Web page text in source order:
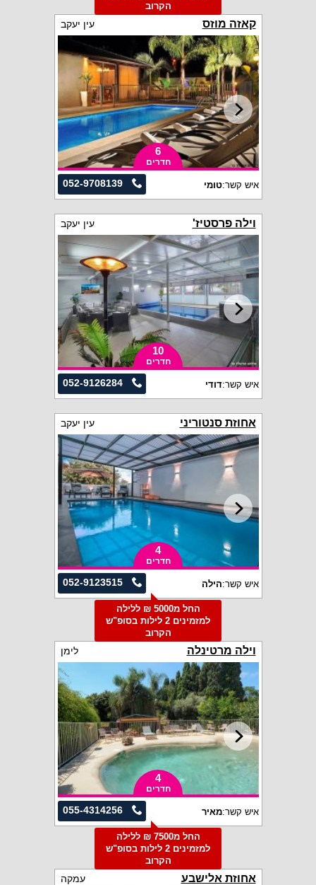
הקרוב
קאזה מוזס עין יעקב
6
חדרים
052-9708139 איש קשר:טומי
וילה פרסטיז' עין יעקב
10
חדרים
052-9126284 איש קשר:דודי
אחוזת סנטוריני עין יעקב
4
חדרים
052-9123515 איש קשר:הילה
החל מ5000 ₪ ללילה
למזמינים 2 לילות בסופ"ש
הקרוב
וילה מרטינלה לימן
4
חדרים
055-4314256 איש קשר:מאיר
החל מ7500 ₪ ללילה
למזמינים 2 לילות בסופ"ש
הקרוב
אחוזת אלישבע עמקה